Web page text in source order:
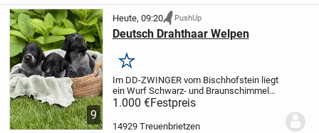
9
Heute, 09:20 PushUp
Deutsch Drahthaar Welpen
Merken
Im DD-ZWINGER vom Bischhofstein liegt
ein Wurf Schwarz- und Braunschimmel
Welpen.Es sind noch zwei
Schwarzschimmel Rüden
abzugeben.Mutter: Hanna vom
1.000 €Festpreis
14929 Treuenbrietzen